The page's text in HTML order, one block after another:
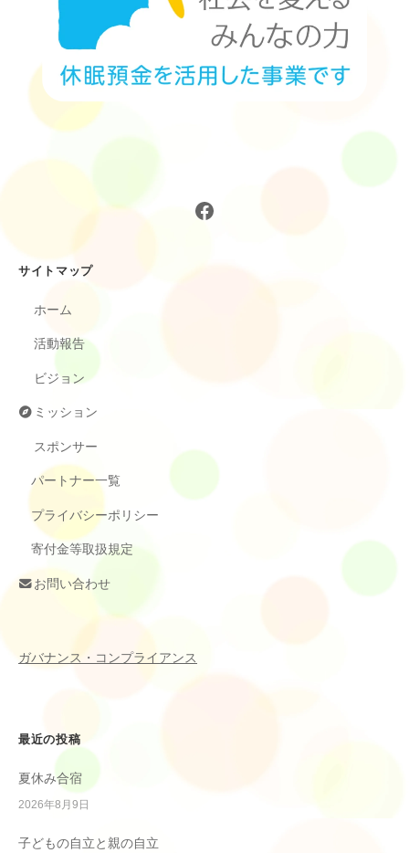
Facebook
サイトマップ
ホーム
活動報告
ビジョン
ミッション
スポンサー
パートナー一覧
プライバシーポリシー
寄付金等取扱規定
お問い合わせ
ガバナンス・コンプライアンス
最近の投稿
夏休み合宿
2026年8月9日
子どもの自立と親の自立